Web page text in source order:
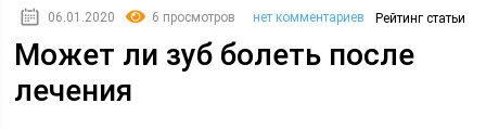
06.01.2020 6 просмотров нет комментариев Рейтинг статьи
Может ли зуб болеть после
лечения